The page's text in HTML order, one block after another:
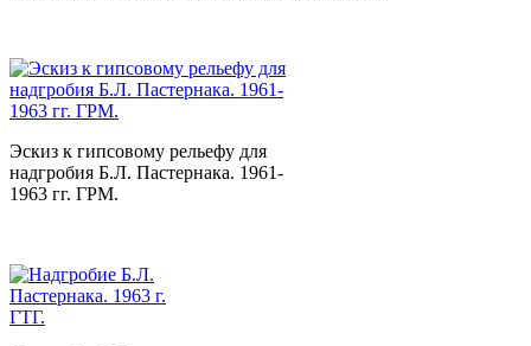
Эскиз к гипсовому рельефу для
надгробия Б.Л. Пастернака. 1961-
1963 гг. ГРМ.